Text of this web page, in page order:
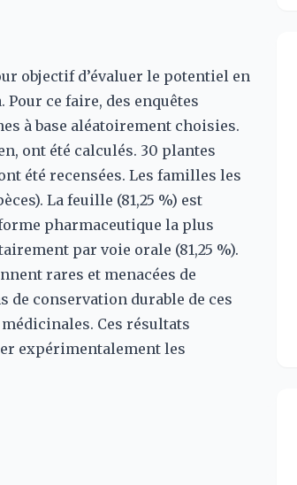
objectif d’évaluer le potentiel en
ce faire, des enquêtes
à base aléatoirement choisies.
ont été calculés. 30 plantes
été recensées. Les familles les
La feuille (81,25 %) est
pharmaceutique la plus
par voie orale (81,25 %).
rares et menacées de
conservation durable de ces
Ces résultats
expérimentalement les